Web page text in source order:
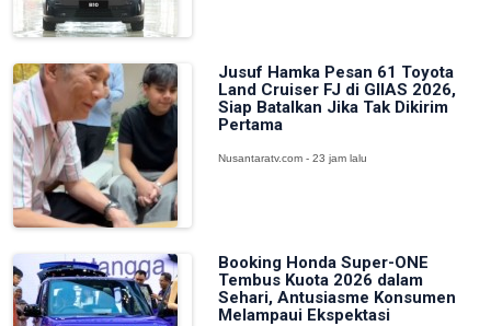
Jusuf Hamka Pesan 61 Toyota
Land Cruiser FJ di GIIAS 2026,
Siap Batalkan Jika Tak Dikirim
Pertama
Nusantaratv.com - 23 jam lalu
Booking Honda Super-ONE
Tembus Kuota 2026 dalam
Sehari, Antusiasme Konsumen
Melampaui Ekspektasi